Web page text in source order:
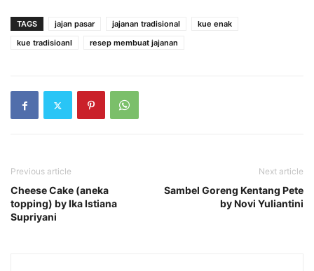
TAGS jajan pasar jajanan tradisional
kue enak
kue tradisioanl
resep membuat jajanan
Previous article
Cheese Cake (aneka
topping) by Ika Istiana
Supriyani
Next article
Sambel Goreng Kentang Pete
by Novi Yuliantini